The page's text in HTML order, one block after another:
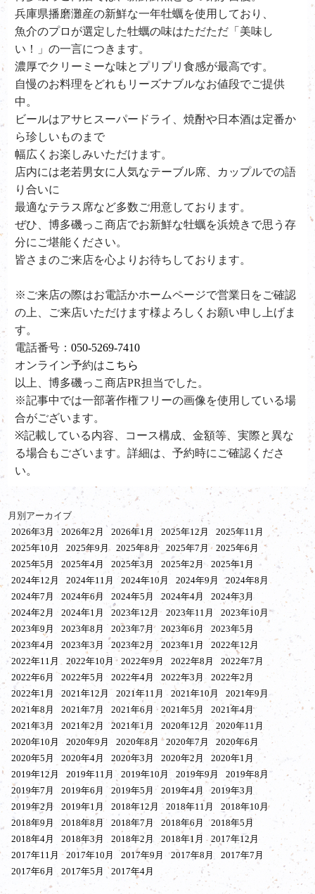
兵庫県播磨灘産の新鮮な一年牡蠣を使用しており、
魚介のプロが選定した牡蠣の味はただただ「美味し
い！」の一言につきます。
濃厚でクリーミーな味とプリプリ食感が最高です。
自慢のお料理をどれもリーズナブルなお値段でご提供
中。
ビールはアサヒスーパードライ、焼酎や日本酒は定番か
ら珍しいものまで
幅広くお楽しみいただけます。
店内には老若男女に人気なテーブル席、カップルでの語
り合いに
最適なテラス席など多数ご用意しております。
ぜひ、博多磯っこ商店でお新鮮な牡蠣を浜焼きで思う存
分にご堪能ください。
皆さまのご来店を心よりお待ちしております。
※ご来店の際はお電話かホームページで営業日をご確認
の上、ご来店いただけます様よろしくお願い申し上げま
す。
電話番号：050-5269-7410
オンライン予約はこちら
以上、博多磯っこ商店PR担当でした。
※記事中では一部著作権フリーの画像を使用している場
合がございます。
※記載している内容、コース構成、金額等、実際と異な
る場合もございます。詳細は、予約時にご確認くださ
い。
月別アーカイブ
2026年3月
2026年2月 2026年1月 2025年12月
2025年11月
2025年10月
2025年9月 2025年8月 2025年7月
2025年6月
2025年5月
2025年4月 2025年3月 2025年2月
2025年1月
2024年12月
2024年11月 2024年10月 2024年9月
2024年8月
2024年7月
2024年6月 2024年5月 2024年4月
2024年3月
2024年2月
2024年1月 2023年12月 2023年11月
2023年10月
2023年9月
2023年8月 2023年7月 2023年6月
2023年5月
2023年4月
2023年3月 2023年2月 2023年1月
2022年12月
2022年11月
2022年10月 2022年9月 2022年8月
2022年7月
2022年6月
2022年5月 2022年4月 2022年3月
2022年2月
2022年1月
2021年12月 2021年11月 2021年10月
2021年9月
2021年8月
2021年7月 2021年6月 2021年5月
2021年4月
2021年3月
2021年2月 2021年1月 2020年12月
2020年11月
2020年10月
2020年9月 2020年8月 2020年7月
2020年6月
2020年5月
2020年4月 2020年3月 2020年2月
2020年1月
2019年12月
2019年11月 2019年10月 2019年9月
2019年8月
2019年7月
2019年6月 2019年5月 2019年4月
2019年3月
2019年2月
2019年1月 2018年12月 2018年11月
2018年10月
2018年9月
2018年8月 2018年7月 2018年6月
2018年5月
2018年4月
2018年3月 2018年2月 2018年1月
2017年12月
2017年11月
2017年10月 2017年9月 2017年8月
2017年7月
2017年6月
2017年5月 2017年4月